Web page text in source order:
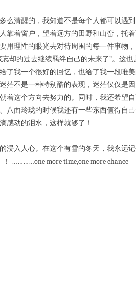
么清醒的，我知道不是每个人都可以遇
靠着窗户，望着远方的田野和山峦，托
用理性的眼光去对待周围的每一件事物
却的过去继续羁绊自己的未来了”。这
了我一个很好的回忆，也给了我一段唯
茫不是一种特别酷的表现，迷茫仅仅是
着这个方向去努力的。同时，我还希望
八面玲珑的时候我还有一些东西值得自
感动的泪水，这样就够了！
浸入人心。在这个有雪的冬天，我永远
…………one more time,one more chance